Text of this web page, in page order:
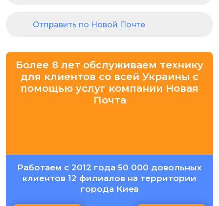
Отправить по Новой Почте
Более 8 лет обслуживаем технику
для клиентов со всей Украины с
помощью услуг компании Новая
Почта
Работаем с 2012 года 50 000 довольных
клиентов 12 филиалов на территории
города Киев